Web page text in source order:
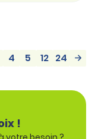
4 5 12 24
!